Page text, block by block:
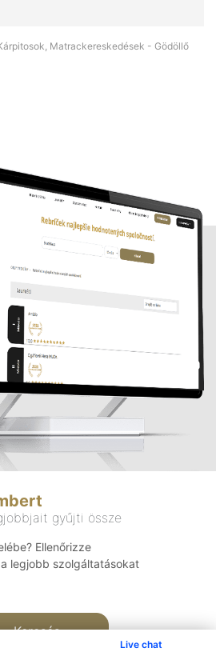
Live chat
Matrackereskedések - Gödöllő
gyűjti össze
Ellenőrizze
legjobb szolgáltatásokat
Keresés